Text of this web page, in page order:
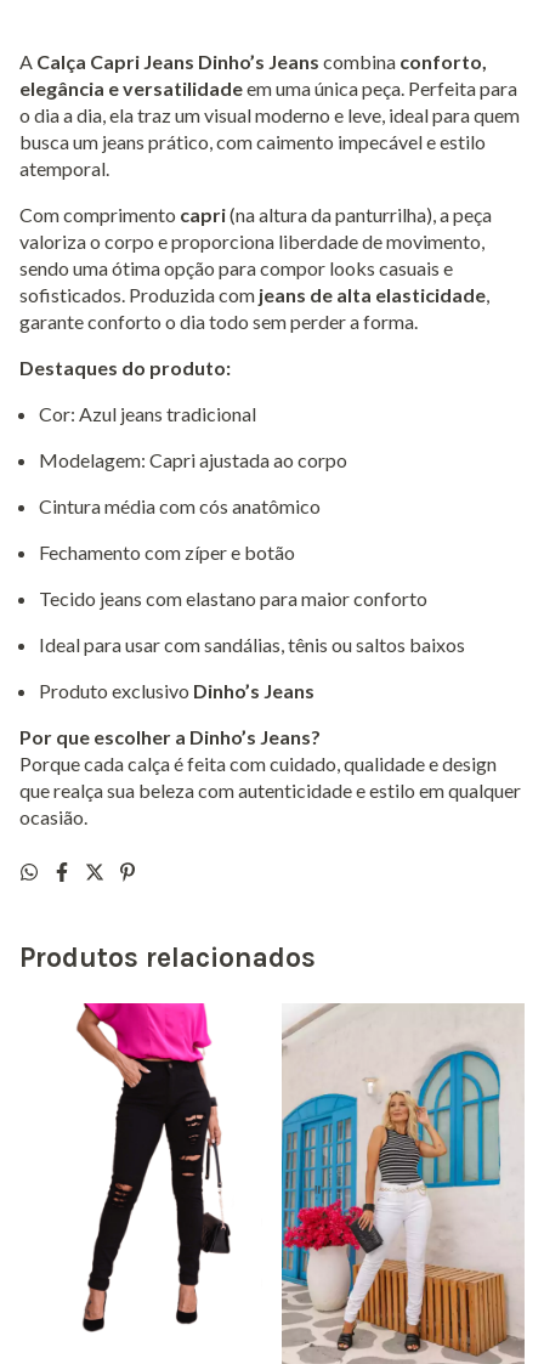
A Calça Capri Jeans Dinho’s Jeans combina conforto,
elegância e versatilidadeem uma única peça. Perfeita para
o dia a dia, ela traz um visual moderno e leve, ideal para quem
busca um jeans prático, com caimento impecável e estilo
atemporal.
Com comprimento capri(na altura da panturrilha), a peça
valoriza o corpo e proporciona liberdade de movimento,
sendo uma ótima opção para compor looks casuais e
sofisticados. Produzida com jeans de alta elasticidade,
garante conforto o dia todo sem perder a forma.
Destaques do produto:
Cor: Azul jeans tradicional
Modelagem: Capri ajustada ao corpo
Cintura média com cós anatômico
Fechamento com zíper e botão
Tecido jeans com elastano para maior conforto
Ideal para usar com sandálias, tênis ou saltos baixos
Produto exclusivo Dinho’s Jeans
Por que escolher a Dinho’s Jeans?
Porque cada calça é feita com cuidado, qualidade e design
que realça sua beleza com autenticidade e estilo em qualquer
ocasião.
Produtos relacionados